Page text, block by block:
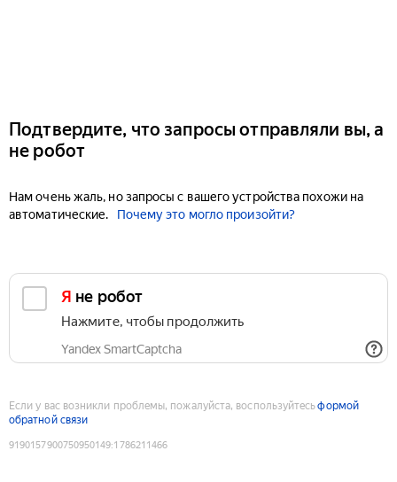
Подтвердите, что запросы отправляли вы, а
не робот
Нам очень жаль, но запросы с вашего устройства похожи на
автоматические.
Почему это могло произойти?
Я не робот
Нажмите, чтобы продолжить
Yandex SmartCaptcha
Если у вас возникли проблемы, пожалуйста, воспользуйтесьформой
обратной связи
9190157900750950149:1786211466